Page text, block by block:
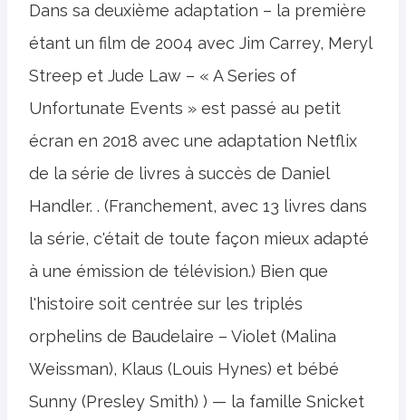
Dans sa deuxième adaptation – la première
étant un film de 2004 avec Jim Carrey, Meryl
Streep et Jude Law – « A Series of
Unfortunate Events » est passé au petit
écran en 2018 avec une adaptation Netflix
de la série de livres à succès de Daniel
Handler. . (Franchement, avec 13 livres dans
la série, c'était de toute façon mieux adapté
à une émission de télévision.) Bien que
l'histoire soit centrée sur les triplés
orphelins de Baudelaire – Violet (Malina
Weissman), Klaus (Louis Hynes) et bébé
Sunny (Presley Smith) ) — la famille Snicket